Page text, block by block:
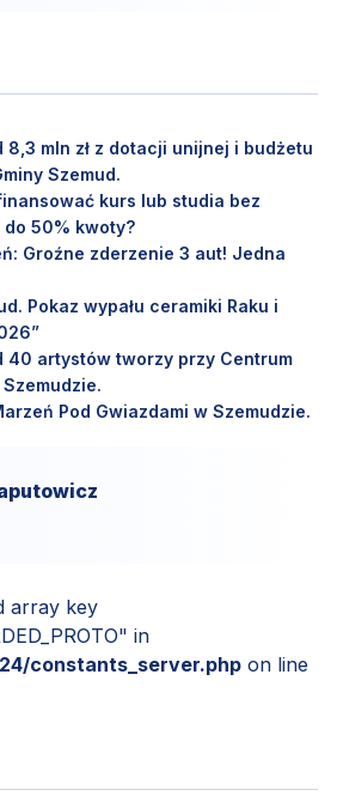
8,3 mln zł z dotacji unijnej i budżetu
Szemud.
kurs lub studia bez
50% kwoty?
Groźne zderzenie 3 aut! Jedna
Pokaz wypału ceramiki Raku i
40 artystów tworzy przy Centrum
Pod Gwiazdami w Szemudzie.
array key
in
constants_server.php on line